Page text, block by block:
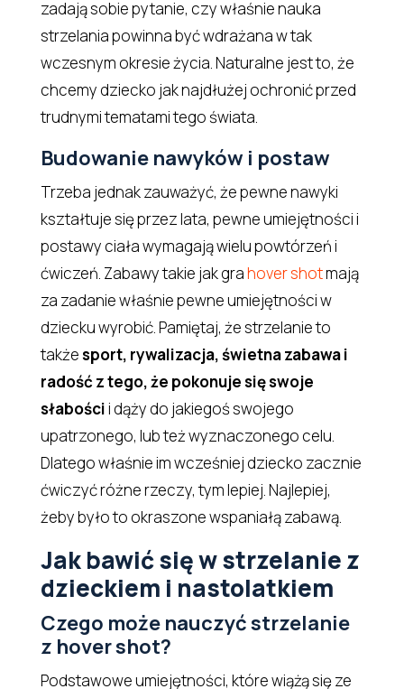
zadają sobie pytanie, czy właśnie nauka
strzelania powinna być wdrażana w tak
wczesnym okresie życia. Naturalne jest to, że
chcemy dziecko jak najdłużej ochronić przed
trudnymi tematami tego świata.
Budowanie nawyków i postaw
Trzeba jednak zauważyć, że pewne nawyki
kształtuje się przez lata, pewne umiejętności i
postawy ciała wymagają wielu powtórzeń i
ćwiczeń. Zabawy takie jak grahover shotmają
za zadanie właśnie pewne umiejętności w
dziecku wyrobić. Pamiętaj, że strzelanie to
takżesport, rywalizacja, świetna zabawa i
radość z tego, że pokonuje się swoje
słabościi dąży do jakiegoś swojego
upatrzonego, lub też wyznaczonego celu.
Dlatego właśnie im wcześniej dziecko zacznie
ćwiczyć różne rzeczy, tym lepiej. Najlepiej,
żeby było to okraszone wspaniałą zabawą.
Jak bawić się w strzelanie z
dzieckiem i nastolatkiem
Czego może nauczyć strzelanie
z hover shot?
Podstawowe umiejętności, które wiążą się ze